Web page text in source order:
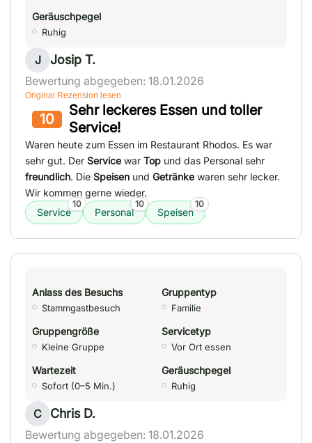
Geräuschpegel
Ruhig
J Josip T.
Bewertung abgegeben: 18.01.2026
Original Rezension lesen
10
Sehr leckeres Essen und toller
Service!
Waren heute zum Essen im Restaurant Rhodos. Es war
sehr gut. Der Service war Top und das Personal sehr
freundlich. Die Speisen und Getränke waren sehr lecker.
Wir kommen gerne wieder.
Service
10
Personal
10
Speisen
10
Anlass des Besuchs
Stammgastbesuch
Gruppentyp
Familie
Gruppengröße
Kleine Gruppe
Servicetyp
Vor Ort essen
Wartezeit
Sofort (0–5 Min.)
Geräuschpegel
Ruhig
C Chris D.
Bewertung abgegeben: 18.01.2026